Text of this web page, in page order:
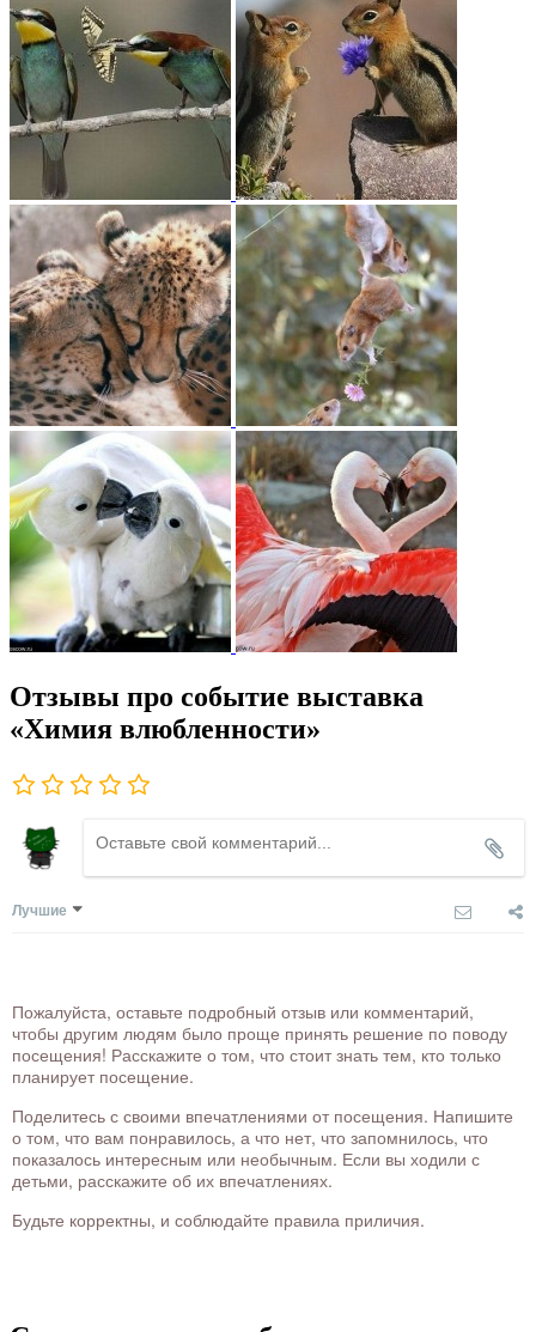
Отзывы про событие выставка
«Химия влюбленности»
Лучшие
Пожалуйста, оставьте подробный отзыв или комментарий,
чтобы другим людям было проще принять решение по поводу
посещения! Расскажите о том, что стоит знать тем, кто только
планирует посещение.
Поделитесь с своими впечатлениями от посещения. Напишите
о том, что вам понравилось, а что нет, что запомнилось, что
показалось интересным или необычным. Если вы ходили с
детьми, расскажите об их впечатлениях.
Будьте корректны, и соблюдайте правила приличия.